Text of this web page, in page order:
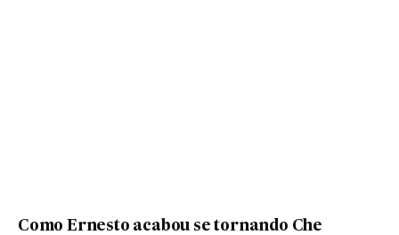
Como Ernesto acabou se tornando Che